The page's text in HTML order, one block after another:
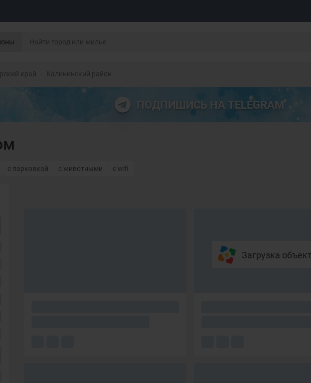
край Калининский район
ПОДПИШИСЬ НА TELEGRAM
с парковкой с животными с wifi
Загрузка